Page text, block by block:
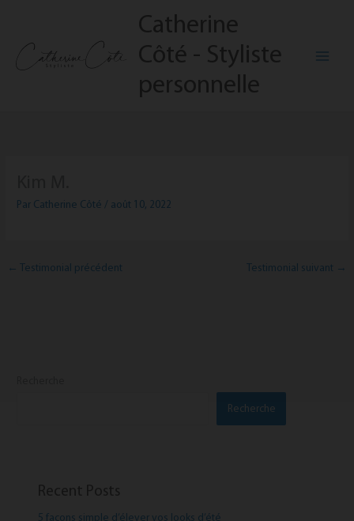
contenu
Catherine
Côté - Styliste
personnelle
Par Catherine Côté / août 10, 2022
← Testimonial précédent Testimonial suivant →
Recherche
5 façons simple d’élever vos looks d’été